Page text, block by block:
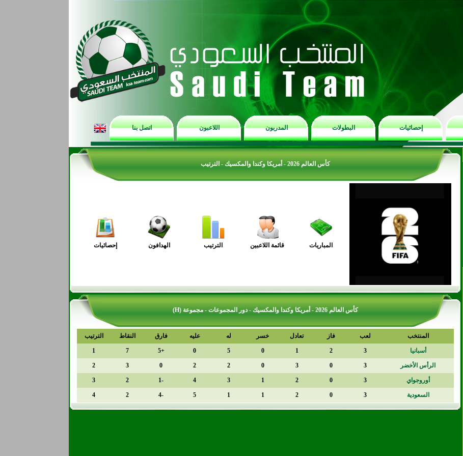
إحصائيات البطولات المدربون اللاعبون اتصل بنا
كأس العالم 2026 - أمريكا وكندا والمكسيك - الترتيب
المباريات قائمة اللاعبين الترتيب الهدافون إحصائيات
كأس العالم 2026 - أمريكا وكندا والمكسيك - دور المجموعات - مجموعة (H)
المنتخب لعب فاز تعادل خسر له عليه فارق النقاط الترتيب
أسبانيا 3
2
1
0
5
0
+5
7
1
الرأس الأخضر 3
0
3
0
2
2
0
3
2
أوروجواي 3
0
2
1
3
4
-1
2
3
السعودية 3
0
2
1
1
5
-4
2
4